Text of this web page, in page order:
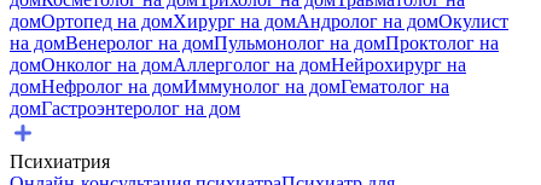
домОртопед на домХирург на домАндролог на домОкулист
на домВенеролог на домПульмонолог на домПроктолог на
домОнколог на домАллерголог на домНейрохирург на
домНефролог на домИммунолог на домГематолог на
домГастроэнтеролог на дом
Психиатрия